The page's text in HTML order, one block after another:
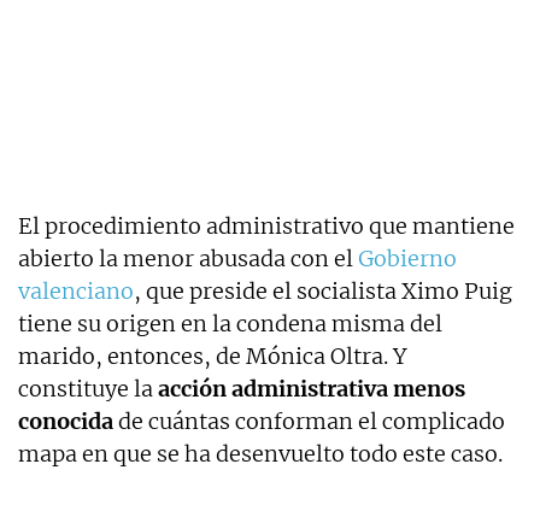
El procedimiento administrativo que mantiene
abierto la menor abusada con el Gobierno
valenciano, que preside el socialista Ximo Puig
tiene su origen en la condena misma del
marido, entonces, de Mónica Oltra. Y
constituye laacción administrativa menos
conocidade cuántas conforman el complicado
mapa en que se ha desenvuelto todo este caso.